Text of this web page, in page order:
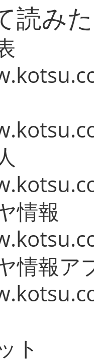
読み
情報
情報ア
ト